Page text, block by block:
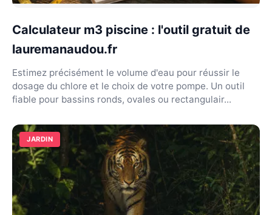
Calculateur m3 piscine : l'outil gratuit de
lauremanaudou.fr
Estimez précisément le volume d'eau pour réussir le
dosage du chlore et le choix de votre pompe. Un outil
fiable pour bassins ronds, ovales ou rectangulair...
JARDIN